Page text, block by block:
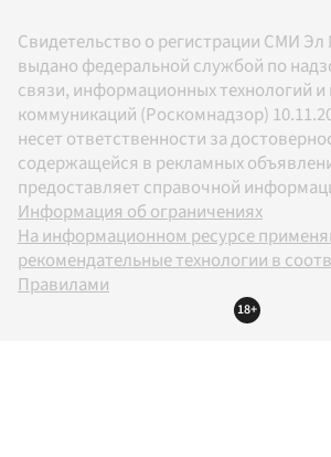
Свидетельство о регистрации СМИ
выдано федеральной службой по
связи, информационных технологий
коммуникаций (Роскомнадзор)
несет ответственности за
содержащейся в рекламных
предоставляет справочной
Информация об ограничениях
На информационном ресурсе
рекомендательные технологии в
Правилами
18+